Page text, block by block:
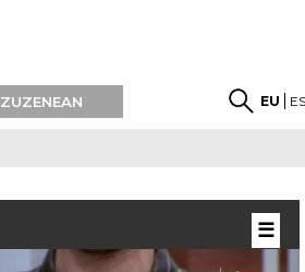
ZUZENEAN EU
☰